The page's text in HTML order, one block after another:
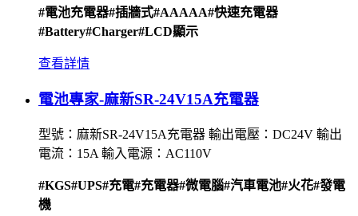
#電池充電器#插牆式#AAAAA#快速充電器
#Battery#Charger#LCD顯示
查看詳情
電池專家-麻新SR-24V15A充電器
型號：麻新SR-24V15A充電器 輸出電壓：DC24V 輸出
電流：15A 輸入電源：AC110V
#KGS#UPS#充電#充電器#微電腦#汽車電池#火花#發電
機